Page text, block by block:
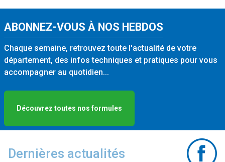
ABONNEZ-VOUS À NOS HEBDOS
Chaque semaine, retrouvez toute l'actualité de votre
département, des infos techniques et pratiques pour vous
accompagner au quotidien...
Découvrez toutes nos formules
Dernières actualités